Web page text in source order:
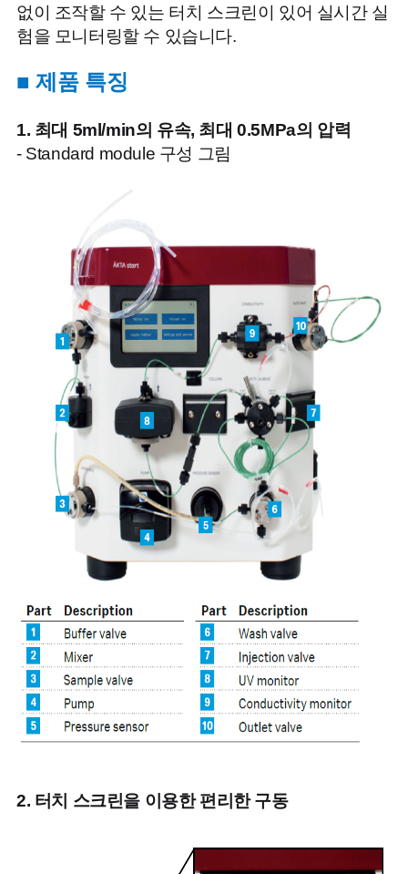
없이 조작할 수 있는 터치 스크린이 있어 실시간 실
험을 모니터링할 수 있습니다.
■ 제품 특징
1. 최대 5ml/min의 유속, 최대 0.5MPa의 압력
- Standard module 구성 그림
2. 터치 스크린을 이용한 편리한 구동